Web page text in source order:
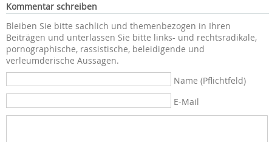
Kommentar schreiben
Bleiben Sie bitte sachlich und themenbezogen in Ihren
Beiträgen und unterlassen Sie bitte links- und rechtsradikale,
pornographische, rassistische, beleidigende und
verleumderische Aussagen.
Name (Pflichtfeld)
E-Mail